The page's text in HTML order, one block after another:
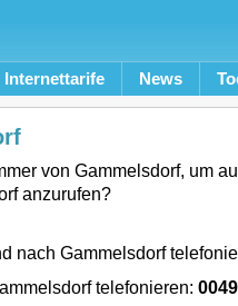
Internettarife News
von Gammelsdorf, um
anzurufen?
nach Gammelsdorf
telefonieren: